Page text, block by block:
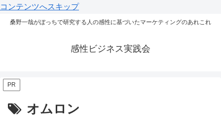
コンテンツへスキップ
桑野一哉がぼっちで研究する人の感性に基づいたマーケティングのあれこれ
感性ビジネス実践会
PR
オムロン